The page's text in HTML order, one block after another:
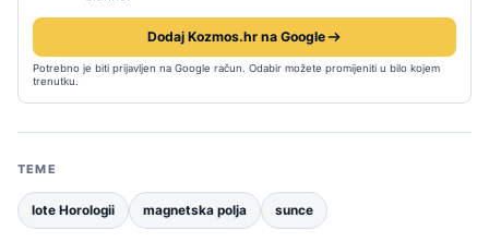
Dodaj Kozmos.hr na Google
Potrebno je biti prijavljen na Google račun. Odabir možete promijeniti u bilo kojem
trenutku.
TEME
Iote Horologii magnetska polja sunce